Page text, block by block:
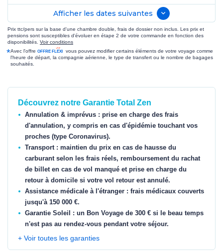
Afficher les dates suivantes
Prix ttc/pers sur la base d'une chambre double, frais de dossier non inclus. Les prix et
pensions sont susceptibles d'évoluer en étape 2 de votre commande en fonction des
disponibilités. Voir conditions
*Avec l'offre
vous pouvez modifier certains éléments de votre voyage comme
l'heure de départ, la compagnie aérienne, le type de transfert ou le nombre de bagages
souhaités.
Découvrez notre Garantie Total Zen
Annulation & imprévus : prise en charge des frais
d'annulation, y compris en cas d'épidémie touchant vos
proches (type Coronavirus).
Transport : maintien du prix en cas de hausse du
carburant selon les frais réels, remboursement du rachat
de billet en cas de vol manqué et prise en charge du
retour à domicile si votre vol retour est annulé.
Assistance médicale à l'étranger : frais médicaux couverts
jusqu'à 150 000 €.
Garantie Soleil : un Bon Voyage de 300 € si le beau temps
n'est pas au rendez-vous pendant votre séjour.
+ Voir toutes les garanties